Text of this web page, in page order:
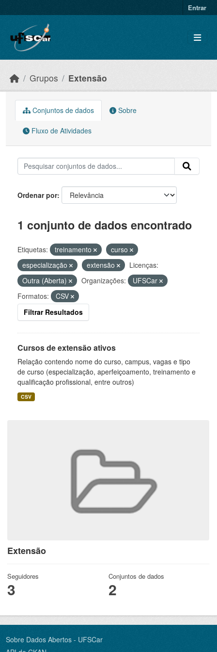
Entrar
Grupos Extensão
Extensão
Seguidores
3
Conjuntos de dados
2
Conjuntos de dados Sobre
Fluxo de Atividades
Ordenar por
1 conjunto de dados encontrado
Etiquetas: treinamento
curso
especialização
extensão
Licenças:
Outra (Aberta)
Organizações:
UFSCar
Formatos:
CSV
Filtrar Resultados
Cursos de extensão ativos
Relação contendo nome do curso, campus, vagas e tipo
de curso (especialização, aperfeiçoamento, treinamento e
qualificação profissional, entre outros)
CSV
Sobre Dados Abertos - UFSCar